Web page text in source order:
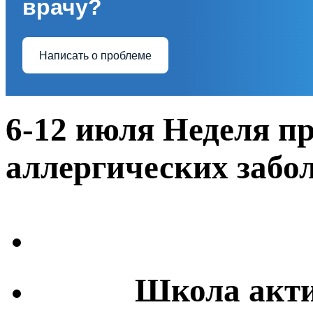
врачу?
Написать о проблеме
6-12 июля Неделя
аллергических
Школа